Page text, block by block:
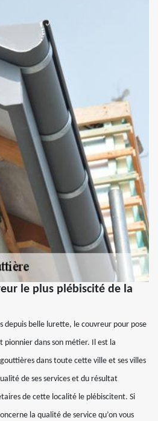
le plus plébiscité de la
depuis belle lurette, le couvreur pour pose
pionnier dans son métier. Il est la
dans toute cette ville et ses villes
de ses services et du résultat
de cette localité le plébiscitent. Si
la qualité de service qu’on vous